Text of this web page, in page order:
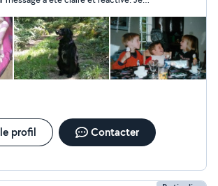
profil Contacter